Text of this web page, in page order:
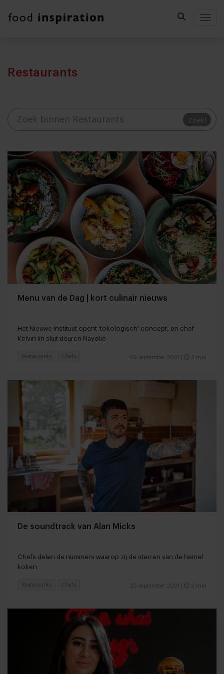
Restaurants
Zoek!
Menu van de Dag | kort culinair nieuws
Het Nieuwe Instituut opent 'tokologisch' concept, en chef
Kelvin lin sluit deuren Nayolie
29 september 2021 2 min
Restaurants Chefs
De soundtrack van Alan Micks
Chefs delen de nummers waarop zij de sterren van de hemel
koken
25 september 2021 2 min
Restaurants Chefs